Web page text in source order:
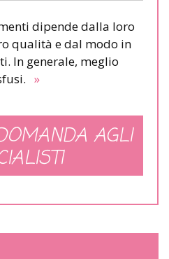
dipende dalla loro
qualità e dal modo in
In generale, meglio
»
AGLI